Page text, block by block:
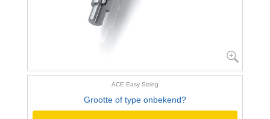
ACE Easy Sizing
Grootte of type onbekend?